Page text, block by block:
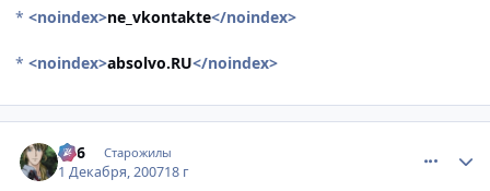
* <noindex>ne_vkontakte</noindex>
* <noindex>absolvo.RU</noindex>
3d6 Старожилы
1 Декабря, 200718 г